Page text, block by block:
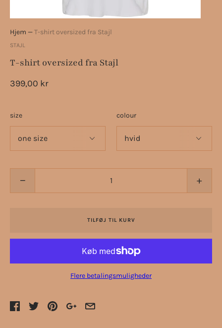
Hjem —T-shirt oversized fra Stajl
STAJL
T-shirt oversized fra Stajl
399,00 kr
size colour
− +
TILFØJ TIL KURV
Flere betalingsmuligheder